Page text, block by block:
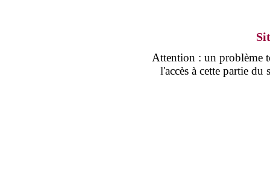
Attention : un problème
l'accès à cette partie